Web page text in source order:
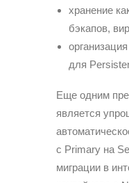
хранение
бэкапов,
для
Еще одним
является
с Primary на
миграции в